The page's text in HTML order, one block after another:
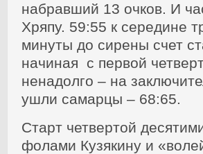
набравший 13 очков. И
Хряпу. 59:55 к середине
минуты до сирены счет
начиная с первой
ненадолго – на
ушли самарцы – 68:65.
Старт четвертой
фолами Кузякину и